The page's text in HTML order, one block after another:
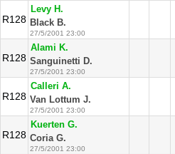
R128
Levy H.
Black B.
27/5/2001 23:00
R128
Alami K.
Sanguinetti D.
27/5/2001 23:00
R128
Calleri A.
Van Lottum J.
27/5/2001 23:00
R128
Kuerten G.
Coria G.
27/5/2001 23:00